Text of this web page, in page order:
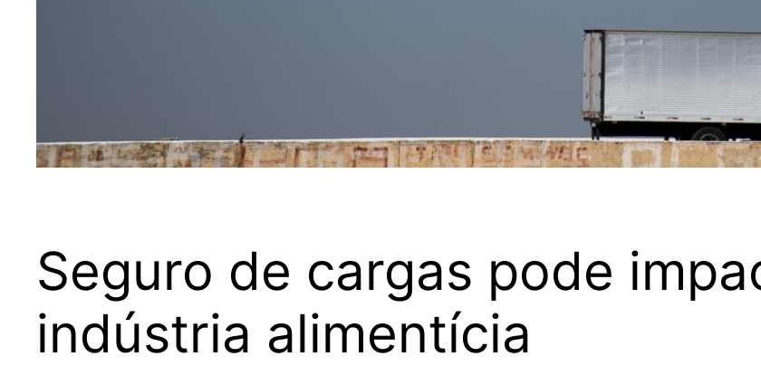
Seguro de cargas pode
indústria alimentícia